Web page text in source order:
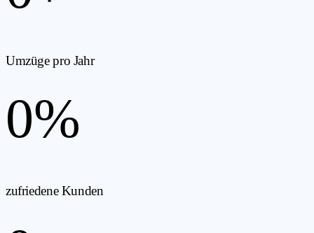
Umzüge pro Jahr
0%
zufriedene Kunden